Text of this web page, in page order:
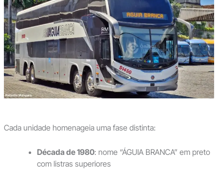
Cada unidade homenageia uma fase distinta:
Década de 1980: nome “ÁGUIA BRANCA” em preto
com listras superiores